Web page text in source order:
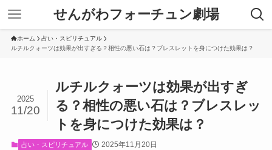
せんがわフォーチュン劇場
ホーム
占い・スピリチュアル
ルチルクォーツは効果が出すぎる？相性の悪い石は？ブレスレットを身につけた効果は？
ルチルクォーツは効果が出すぎ
る？相性の悪い石は？ブレスレッ
トを身につけた効果は？
2025
11/20
占い・スピリチュアル 2025年11月20日